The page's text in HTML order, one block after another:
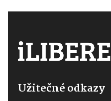
Užitečné odkazy